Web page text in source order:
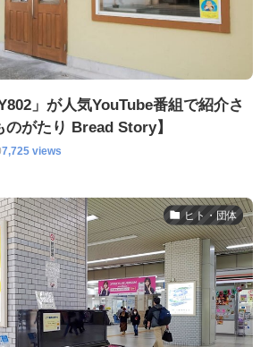
」が人気YouTube番組で紹介さ
がたり Bread Story】
7,725 views
ヒト・団体